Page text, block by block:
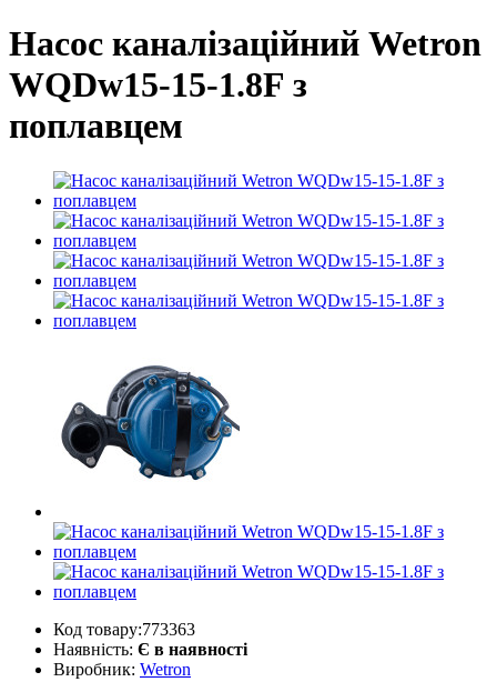
Насос каналізаційний Wetron
WQDw15-15-1.8F з
поплавцем
Код товару:773363
Наявність: Є в наявності
Виробник: Wetron